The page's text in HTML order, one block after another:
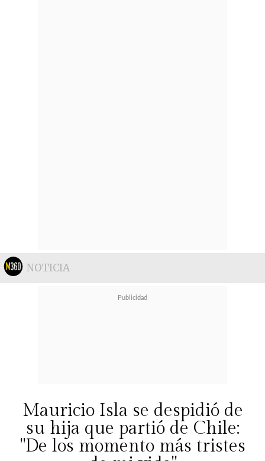
NOTICIA
Mauricio Isla se despidió de
su hija que partió de Chile:
"De los momento más tristes